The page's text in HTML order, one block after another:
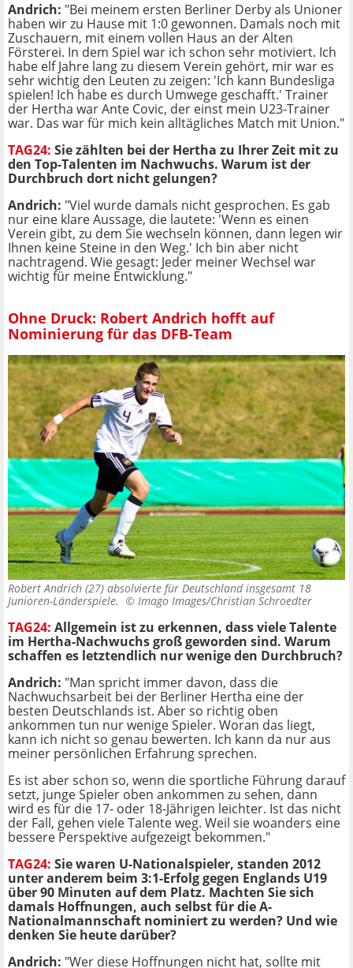
Andrich: "Bei meinem ersten Berliner Derby als Unioner
haben wir zu Hause mit 1:0 gewonnen. Damals noch mit
Zuschauern, mit einem vollen Haus an der Alten
Försterei. In dem Spiel war ich schon sehr motiviert. Ich
habe elf Jahre lang zu diesem Verein gehört, mir war es
sehr wichtig den Leuten zu zeigen: 'Ich kann Bundesliga
spielen! Ich habe es durch Umwege geschafft.' Trainer
der Hertha war Ante Covic, der einst mein U23-Trainer
war. Das war für mich kein alltägliches Match mit Union."
TAG24: Sie zählten bei der Hertha zu Ihrer Zeit mit zu
den Top-Talenten im Nachwuchs. Warum ist der
Durchbruch dort nicht gelungen?
Andrich: "Viel wurde damals nicht gesprochen. Es gab
nur eine klare Aussage, die lautete: 'Wenn es einen
Verein gibt, zu dem Sie wechseln können, dann legen wir
Ihnen keine Steine in den Weg.' Ich bin aber nicht
nachtragend. Wie gesagt: Jeder meiner Wechsel war
wichtig für meine Entwicklung."
Ohne Druck: Robert Andrich hofft auf
Nominierung für das DFB-Team
Robert Andrich (27) absolvierte für Deutschland insgesamt 18
Junioren-Länderspiele. © Imago Images/Christian Schroedter
TAG24: Allgemein ist zu erkennen, dass viele Talente
im Hertha-Nachwuchs groß geworden sind. Warum
schaffen es letztendlich nur wenige den Durchbruch?
Andrich: "Man spricht immer davon, dass die
Nachwuchsarbeit bei der Berliner Hertha eine der
besten Deutschlands ist. Aber so richtig oben
ankommen tun nur wenige Spieler. Woran das liegt,
kann ich nicht so genau bewerten. Ich kann da nur aus
meiner persönlichen Erfahrung sprechen.
Es ist aber schon so, wenn die sportliche Führung darauf
setzt, junge Spieler oben ankommen zu sehen, dann
wird es für die 17- oder 18-Jährigen leichter. Ist das nicht
der Fall, gehen viele Talente weg. Weil sie woanders eine
bessere Perspektive aufgezeigt bekommen."
TAG24: Sie waren U-Nationalspieler, standen 2012
unter anderem beim 3:1-Erfolg gegen Englands U19
über 90 Minuten auf dem Platz. Machten Sie sich
damals Hoffnungen, auch selbst für die A-
Nationalmannschaft nominiert zu werden? Und wie
denken Sie heute darüber?
Andrich: "Wer diese Hoffnungen nicht hat, sollte mit